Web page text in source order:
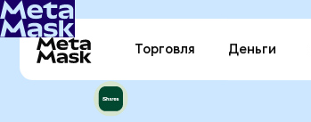
Торговля Деньги